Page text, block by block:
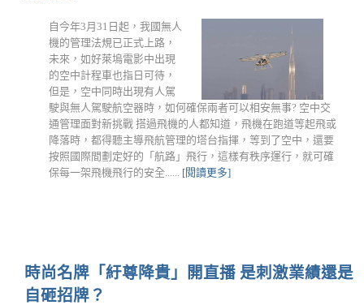
自今年3月31日起，我國無人
機的管理法規已正式上路，
未來，如好萊塢電影中出現
的空中計程車也指日可待，
但是，空中同時出現有人駕
駛與無人駕駛航空器時，如何確保兩者可以相安無事? 空中交
通管理面對新挑戰 搭過飛機的人都知道，飛機在跑道等起飛或
降落時，都得聽主導飛航管理的塔台指揮，等到了空中，還要
按照國際間劃定好的「航路」飛行，這樣有秩序運行，就可確
保每一架飛機飛行的安全...... [閱讀更多]
時尚名牌「紆尊降貴」開直播 是刺激業績還是
自砸招牌？